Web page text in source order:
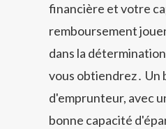
financière et votre
remboursement
dans la
vous obtiendrez․ Un
d'emprunteur, avec
bonne capacité